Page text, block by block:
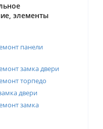
элементы
панели
замка двери
торпедо
двери
замка